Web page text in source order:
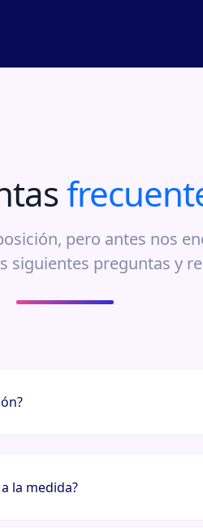
pero antes nos
siguientes preguntas y
la medida?